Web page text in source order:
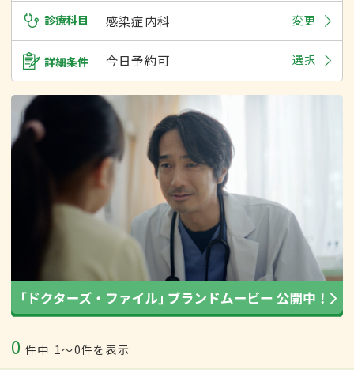
診療科目 感染症内科 変更
詳細条件 今日予約可 選択
0 件中 1〜0件を表示